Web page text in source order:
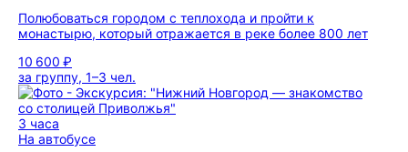
Полюбоваться городом с теплохода и пройти к
монастырю, который отражается в реке более 800 лет
10 600 ₽
за группу, 1–3 чел.
3 часа
На автобусе